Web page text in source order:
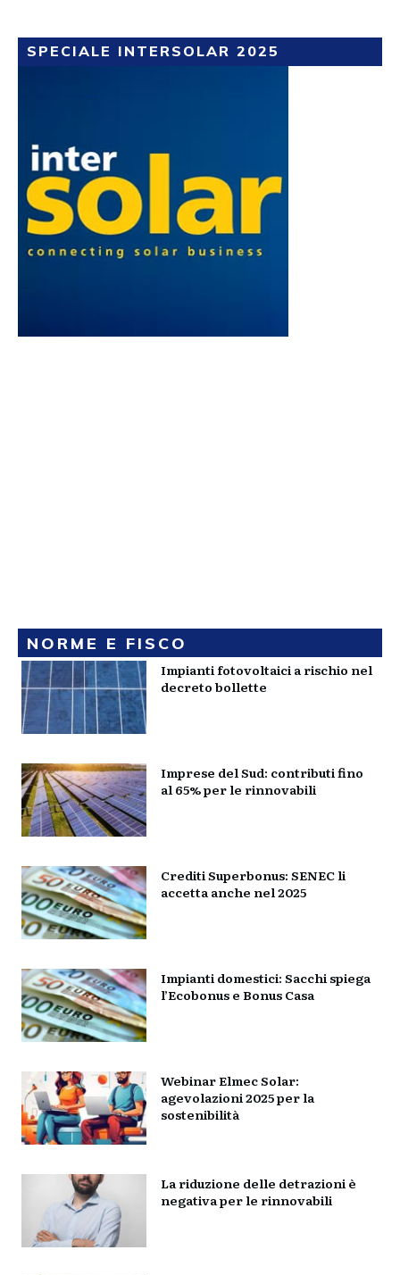
SPECIALE INTERSOLAR 2025
NORME E FISCO
Impianti fotovoltaici a rischio nel
decreto bollette
Imprese del Sud: contributi fino
al 65% per le rinnovabili
Crediti Superbonus: SENEC li
accetta anche nel 2025
Impianti domestici: Sacchi spiega
l’Ecobonus e Bonus Casa
Webinar Elmec Solar:
agevolazioni 2025 per la
sostenibilità
La riduzione delle detrazioni è
negativa per le rinnovabili